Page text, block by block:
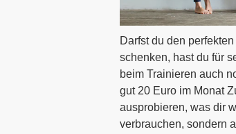
Darfst du den
schenken, hast du für
beim Trainieren auch
gut 20 Euro im Monat
ausprobieren, was dir
verbrauchen, sondern